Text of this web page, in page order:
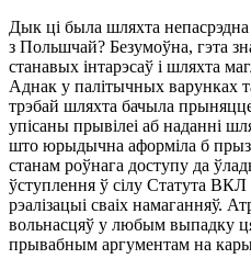
Дык ці была шляхта непасрэдна
з Польшчай? Безумоўна, гэта
станавых інтарэсаў і шляхта
Аднак у палітычных варунках
трэбай шляхта бачыла
упісаны прывілеі аб наданні
што юрыдычна аформіла б
станам роўнага доступу да
ўступлення ў сілу Статута ВКЛ
рэалізацыі сваіх намаганняў.
вольнасцяў у любым выпадку
прывабным аргументам на